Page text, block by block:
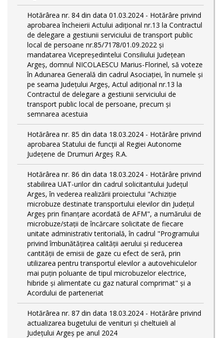
Hotărârea nr. 84 din data 01.03.2024 - Hotărâre privind
aprobarea încheierii Actului adițional nr.13 la Contractul
de delegare a gestiunii serviciului de transport public
local de persoane nr.85/7178/01.09.2022 și
mandatarea Vicepreședintelui Consiliului Județean
Argeș, domnul NICOLAESCU Marius-Florinel, să voteze
în Adunarea Generală din cadrul Asociației, în numele și
pe seama Județului Argeș, Actul adițional nr.13 la
Contractul de delegare a gestiunii serviciului de
transport public local de persoane, precum și
semnarea acestuia
Hotărârea nr. 85 din data 18.03.2024 - Hotărâre privind
aprobarea Statului de funcţii al Regiei Autonome
Județene de Drumuri Argeș R.A.
Hotărârea nr. 86 din data 18.03.2024 - Hotărâre privind
stabilirea UAT-urilor din cadrul solicitantului Județul
Arges, în vederea realizării proiectului "Achiziție
microbuze destinate transportului elevilor din Județul
Argeș prin finanțare acordată de AFM", a numărului de
microbuze/stații de încărcare solicitate de fiecare
unitate administrativ teritorială, în cadrul "Programului
privind îmbunătățirea calității aerului și reducerea
cantității de emisii de gaze cu efect de seră, prin
utilizarea pentru transportul elevilor a autovehiculelor
mai puțin poluante de tipul microbuzelor electrice,
hibride și alimentate cu gaz natural comprimat" și a
Acordului de parteneriat
Hotărârea nr. 87 din data 18.03.2024 - Hotărâre privind
actualizarea bugetului de venituri și cheltuieli al
Județului Argeș pe anul 2024